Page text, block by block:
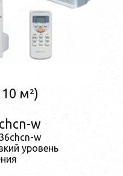
м²)
w
w
уровень